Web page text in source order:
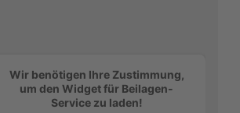
Wir benötigen Ihre Zustimmung,
um den Widget für Beilagen-
Service zu laden!